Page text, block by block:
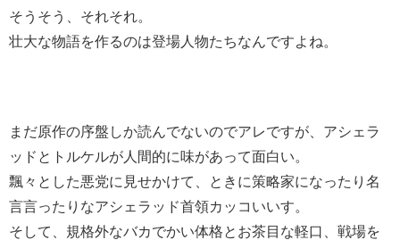
そうそう、それそれ。
壮大な物語を作るのは登場人物たちなんですよね。
まだ原作の序盤しか読んでないのでアレですが、アシェラ
ッドとトルケルが人間的に味があって面白い。
飄々とした悪党に見せかけて、ときに策略家になったり名
言言ったりなアシェラッド首領カッコいいす。
そして、規格外なバカでかい体格とお茶目な軽口、戦場を